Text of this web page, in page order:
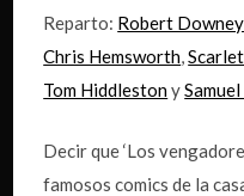
Reparto: Robert Downey
Chris Hemsworth,
Tom Hiddlestony
Decir que ‘Los
famosos comics de la